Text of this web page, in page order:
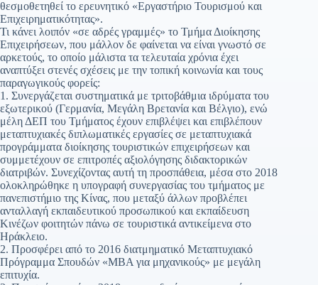
θεσμοθετηθεί το ερευνητικό «Εργαστήριο Τουρισμού και
Επιχειρηματικότητας».
Τι κάνει λοιπόν «σε αδρές γραμμές» το Τμήμα Διοίκησης
Επιχειρήσεων, που μάλλον δε φαίνεται να είναι γνωστό σε
αρκετούς, το οποίο μάλιστα τα τελευταία χρόνια έχει
αναπτύξει στενές σχέσεις με την τοπική κοινωνία και τους
παραγωγικούς φορείς:
1. Συνεργάζεται συστηματικά με τριτοβάθμια ιδρύματα του
εξωτερικού (Γερμανία, Μεγάλη Βρετανία και Βέλγιο), ενώ
μέλη ΔΕΠ του Τμήματος έχουν επιβλέψει και επιβλέπουν
μεταπτυχιακές διπλωματικές εργασίες σε μεταπτυχιακά
προγράμματα διοίκησης τουριστικών επιχειρήσεων και
συμμετέχουν σε επιτροπές αξιολόγησης διδακτορικών
διατριβών. Συνεχίζοντας αυτή τη προσπάθεια, μέσα στο 2018
ολοκληρώθηκε η υπογραφή συνεργασίας του τμήματος με
πανεπιστήμιο της Κίνας, που μεταξύ άλλων προβλέπει
ανταλλαγή εκπαιδευτικού προσωπικού και εκπαίδευση
Κινέζων φοιτητών πάνω σε τουριστικά αντικείμενα στο
Ηράκλειο.
2. Προσφέρει από το 2016 διατμηματικό Μεταπτυχιακό
Πρόγραμμα Σπουδών «MBA για μηχανικούς» με μεγάλη
επιτυχία.